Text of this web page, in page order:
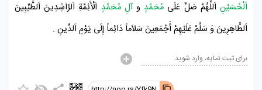
اَلْحُسَيْنِاَللَّهُمَّ صَلِّ عَلَى مُحَمَّدٍ وآلِ مُحَمَّدٍ اَلْأَئِمَّةِ اَلرَّاشِدِينَ اَلطَّيِّبِينَ
اَلطَّاهِرِينَ وَ سَلِّمْ عَلَيْهِمْ أَجْمَعِينَ سَلاَماً دَائِماً إِلَى يَوْمِ اَلدِّينِ .
برای ثبت نمایه، وارد شوید